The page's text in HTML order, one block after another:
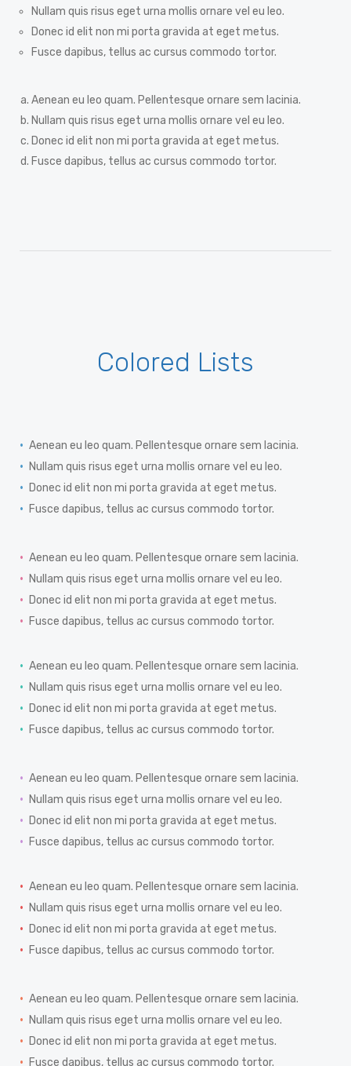
Nullam quis risus eget urna mollis ornare vel eu leo.
Donec id elit non mi porta gravida at eget metus.
Fusce dapibus, tellus ac cursus commodo tortor.
Aenean eu leo quam. Pellentesque ornare sem lacinia.
Nullam quis risus eget urna mollis ornare vel eu leo.
Donec id elit non mi porta gravida at eget metus.
Fusce dapibus, tellus ac cursus commodo tortor.
Colored Lists
Aenean eu leo quam. Pellentesque ornare sem lacinia.
Nullam quis risus eget urna mollis ornare vel eu leo.
Donec id elit non mi porta gravida at eget metus.
Fusce dapibus, tellus ac cursus commodo tortor.
Aenean eu leo quam. Pellentesque ornare sem lacinia.
Nullam quis risus eget urna mollis ornare vel eu leo.
Donec id elit non mi porta gravida at eget metus.
Fusce dapibus, tellus ac cursus commodo tortor.
Aenean eu leo quam. Pellentesque ornare sem lacinia.
Nullam quis risus eget urna mollis ornare vel eu leo.
Donec id elit non mi porta gravida at eget metus.
Fusce dapibus, tellus ac cursus commodo tortor.
Aenean eu leo quam. Pellentesque ornare sem lacinia.
Nullam quis risus eget urna mollis ornare vel eu leo.
Donec id elit non mi porta gravida at eget metus.
Fusce dapibus, tellus ac cursus commodo tortor.
Aenean eu leo quam. Pellentesque ornare sem lacinia.
Nullam quis risus eget urna mollis ornare vel eu leo.
Donec id elit non mi porta gravida at eget metus.
Fusce dapibus, tellus ac cursus commodo tortor.
Aenean eu leo quam. Pellentesque ornare sem lacinia.
Nullam quis risus eget urna mollis ornare vel eu leo.
Donec id elit non mi porta gravida at eget metus.
Fusce dapibus, tellus ac cursus commodo tortor.